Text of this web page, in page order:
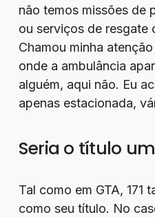
não temos missões de
ou serviços de resgate
Chamou minha
onde a ambulância
alguém, aqui não. Eu
apenas estacionada,
Seria o título
Tal como em GTA, 171
como seu título. No